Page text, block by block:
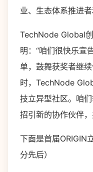
业、生态体系推进者
TechNode Global
明：“咱们很快乐宣
单，鼓舞获奖者继
时，TechNode
技立异型社区。咱
招引新的协作伙伴
下面是首届ORIGIN
分先后）